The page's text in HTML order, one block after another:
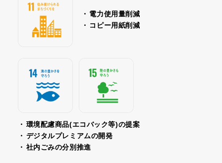
・ 電力使用量削減
・ コピー用紙削減
・ 環境配慮商品(エコバック等)の提案
・ デジタルプレミアムの開発
・ 社内ごみの分別推進